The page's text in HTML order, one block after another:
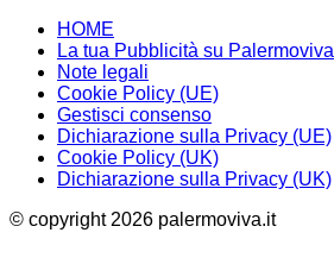
HOME
La tua Pubblicità su Palermoviva
Note legali
Cookie Policy (UE)
Gestisci consenso
Dichiarazione sulla Privacy (UE)
Cookie Policy (UK)
Dichiarazione sulla Privacy (UK)
© copyright 2026 palermoviva.it